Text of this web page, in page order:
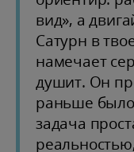
вид», а
Сатурн в
намечает
душит. Он
раньше было
задача